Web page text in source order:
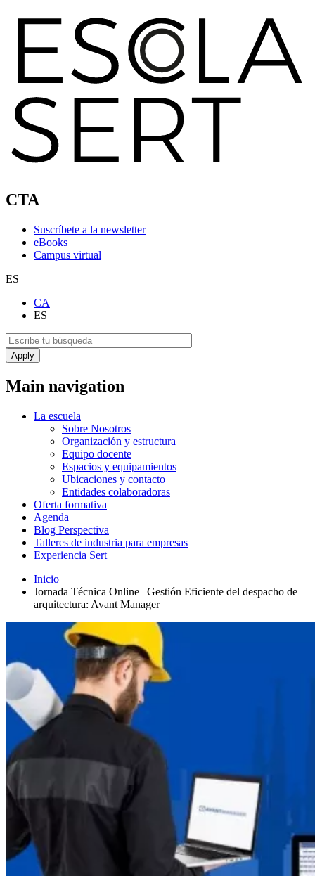
CTA
Suscríbete a la newsletter
eBooks
Campus virtual
ES
CA
ES
Main navigation
La escuela
Sobre Nosotros
Organización y estructura
Equipo docente
Espacios y equipamientos
Ubicaciones y contacto
Entidades colaboradoras
Oferta formativa
Agenda
Blog Perspectiva
Talleres de industria para empresas
Experiencia Sert
Inicio
Jornada Técnica Online | Gestión Eficiente del despacho de
arquitectura: Avant Manager